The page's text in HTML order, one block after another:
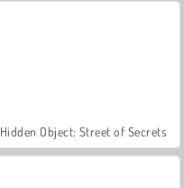
Hidden Object: Street of Secrets